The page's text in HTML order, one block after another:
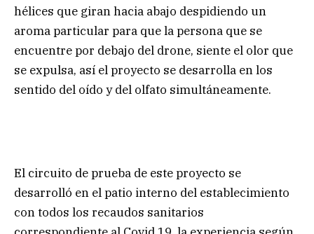
hélices que giran hacia abajo despidiendo un
aroma particular para que la persona que se
encuentre por debajo del drone, siente el olor que
se expulsa, así el proyecto se desarrolla en los
sentido del oído y del olfato simultáneamente.
El circuito de prueba de este proyecto se
desarrolló en el patio interno del establecimiento
con todos los recaudos sanitarios